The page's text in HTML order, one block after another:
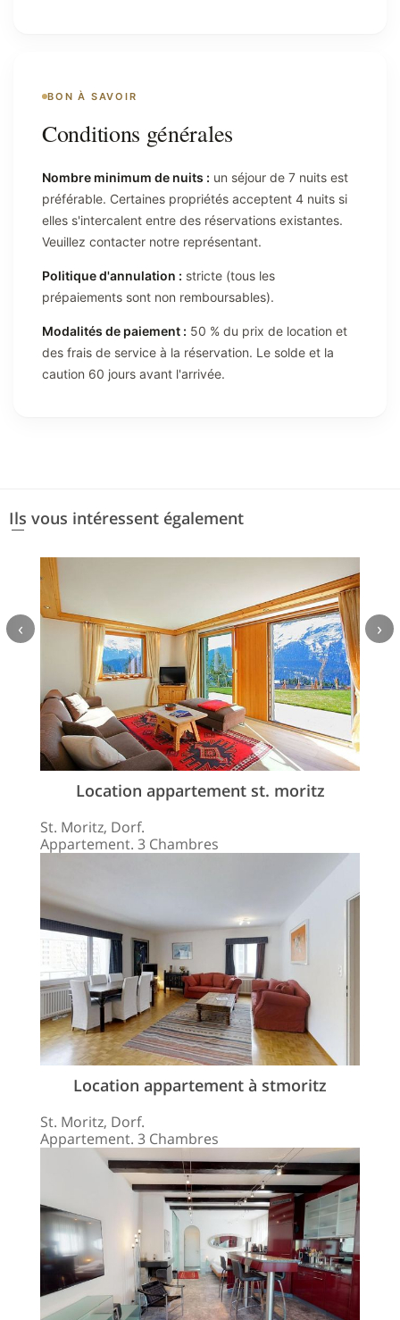
BON À SAVOIR
Conditions générales
Nombre minimum de nuits : un séjour de 7 nuits est
préférable. Certaines propriétés acceptent 4 nuits si
elles s'intercalent entre des réservations existantes.
Veuillez contacter notre représentant.
Politique d'annulation : stricte (tous les
prépaiements sont non remboursables).
Modalités de paiement : 50 % du prix de location et
des frais de service à la réservation. Le solde et la
caution 60 jours avant l'arrivée.
Ils vous intéressent également
Location appartement st. moritz
St. Moritz, Dorf.
Appartement. 3 Chambres
Location appartement à stmoritz
St. Moritz, Dorf.
Appartement. 3 Chambres
‹ ›